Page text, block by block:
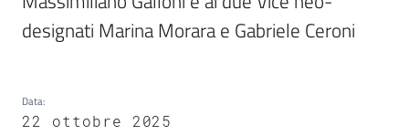
line
designati Marina Morara e Gabriele Ceroni
Data:
22 ottobre 2025